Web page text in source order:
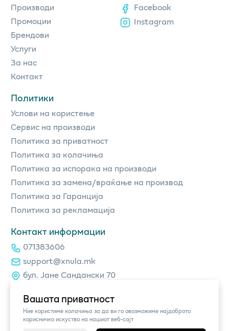
Вашата приватност
Ние користиме колачиња за да ви го овозможиме најдоброто
корисничко искуство на нашиот веб-сајт
Производи
Промоции
Брендови
Услуги
За нас
Контакт
Политики
Услови на користење
Сервис на производи
Политика за приватност
Политика за колачиња
Политика за испорака на производи
Политика за замена/враќање на производ
Политика за Гаранција
Политика за рекламација
Контакт информации
071383606
support@xnula.mk
бул. Јане Сандански 70
Facebook
Instagram